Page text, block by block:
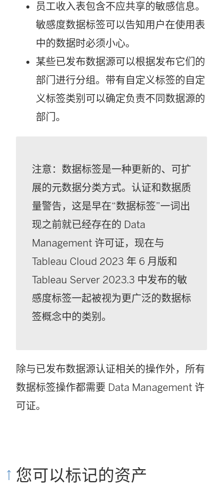
员工收入表包含不应共享的敏感信息。
敏感度数据标签可以告知用户在使用表
中的数据时必须小心。
某些已发布数据源可以根据发布它们的
部门进行分组。带有自定义标签的自定
义标签类别可以确定负责不同数据源的
部门。
注意：数据标签是一种更新的、可扩
展的元数据分类方式。认证和数据质
量警告，这是早在“数据标签”一词出
现之前就已经存在的 Data
Management 许可证，现在与
Tableau Cloud 2023 年 6 月版和
Tableau Server 2023.3 中发布的敏
感度标签一起被视为更广泛的数据标
签概念中的类别。
除与已发布数据源认证相关的操作外，所有
数据标签操作都需要 Data Management 许
可证。
您可以标记的资产